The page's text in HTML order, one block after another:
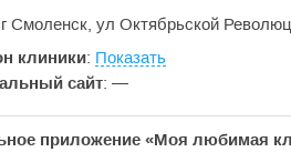
Смоленск, ул Октябрьской
клиники: Показать
сайт: —
приложение «Моя любимая